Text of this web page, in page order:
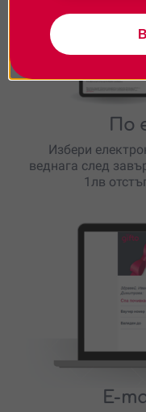
По
Избери
веднага след
1лв
E-